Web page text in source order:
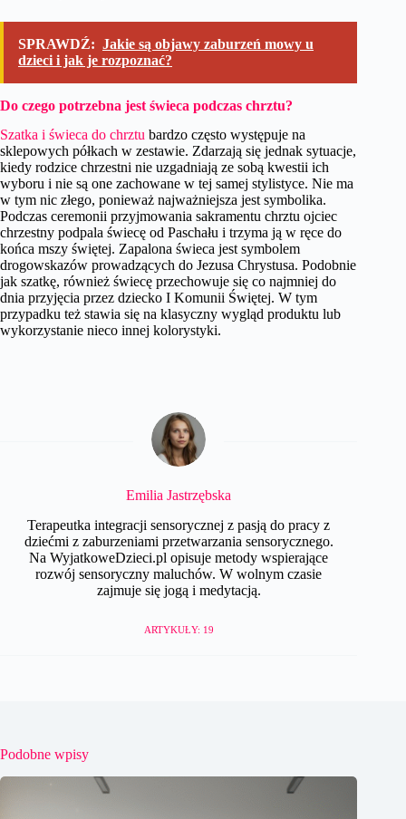
SPRAWDŹ: Jakie są objawy zaburzeń mowy u
dzieci i jak je rozpoznać?
Do czego potrzebna jest świeca podczas chrztu?
Szatka i świeca do chrztu bardzo często występuje na
sklepowych półkach w zestawie. Zdarzają się jednak sytuacje,
kiedy rodzice chrzestni nie uzgadniają ze sobą kwestii ich
wyboru i nie są one zachowane w tej samej stylistyce. Nie ma
w tym nic złego, ponieważ najważniejsza jest symbolika.
Podczas ceremonii przyjmowania sakramentu chrztu ojciec
chrzestny podpala świecę od Paschału i trzyma ją w ręce do
końca mszy świętej. Zapalona świeca jest symbolem
drogowskazów prowadzących do Jezusa Chrystusa. Podobnie
jak szatkę, również świecę przechowuje się co najmniej do
dnia przyjęcia przez dziecko I Komunii Świętej. W tym
przypadku też stawia się na klasyczny wygląd produktu lub
wykorzystanie nieco innej kolorystyki.
Emilia Jastrzębska
Terapeutka integracji sensorycznej z pasją do pracy z
dziećmi z zaburzeniami przetwarzania sensorycznego.
Na WyjatkoweDzieci.pl opisuje metody wspierające
rozwój sensoryczny maluchów. W wolnym czasie
zajmuje się jogą i medytacją.
ARTYKUŁY: 19
Podobne wpisy